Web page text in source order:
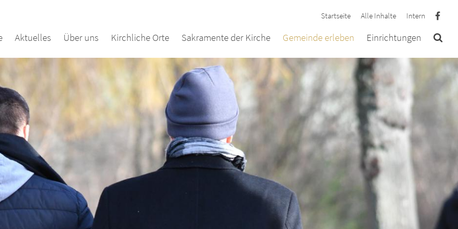
Startseite Alle Inhalte Intern
Aktuelles Über uns Kirchliche Orte Sakramente der Kirche Gemeinde erleben Einrichtungen